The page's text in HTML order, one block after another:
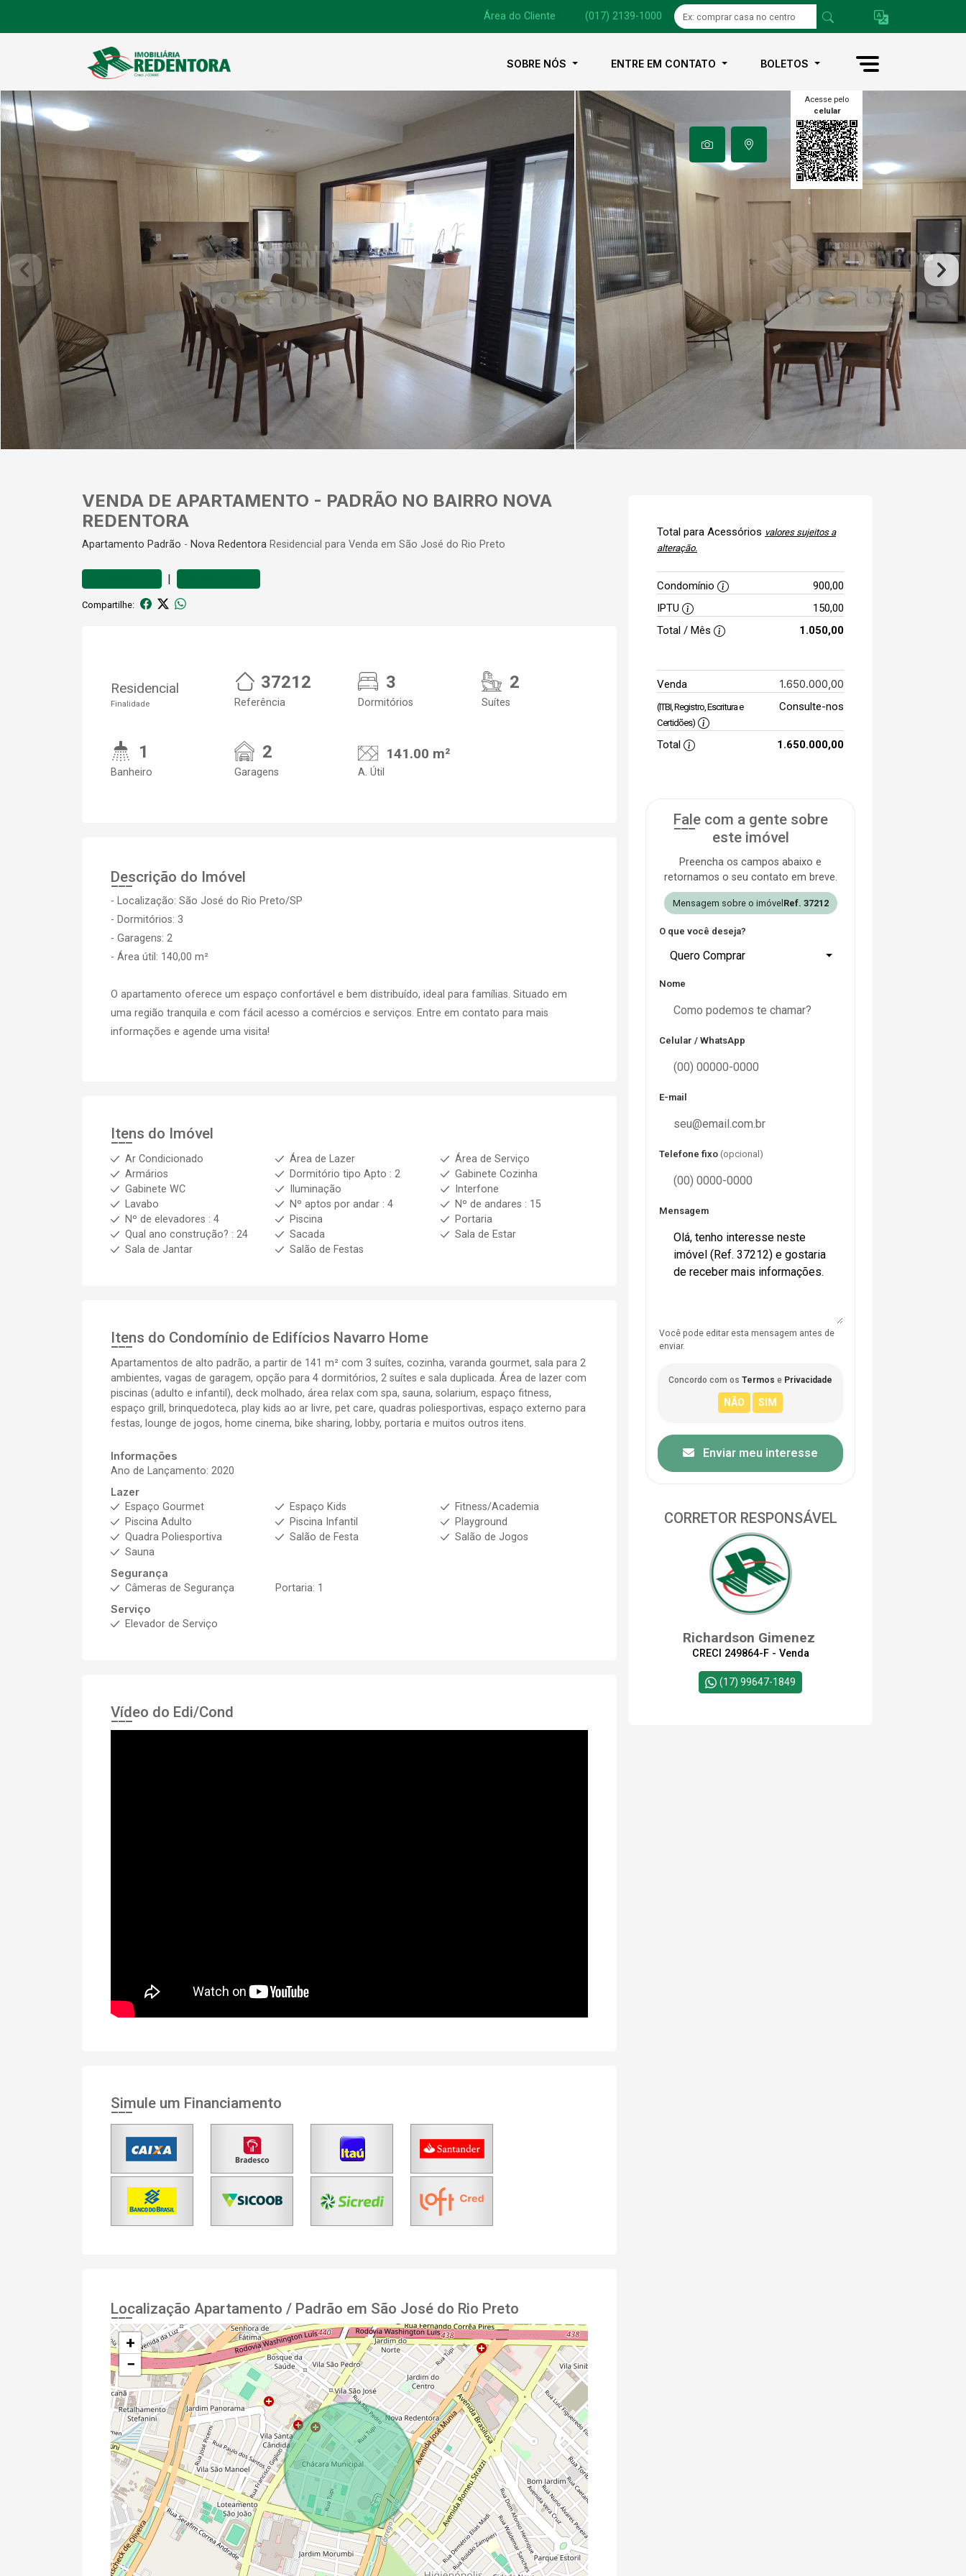
Área do Cliente (017) 2139-1000
SOBRE NÓS ENTRE EM CONTATO BOLETOS
Acesse pelo
celular
VENDA DE APARTAMENTO - PADRÃO NO BAIRRO NOVA
REDENTORA
Apartamento Padrão - Nova Redentora Residencial para Venda em São José do Rio Preto
|
Compartilhe:
Residencial
Finalidade
37212
Referência
3
Dormitórios
2
Suítes
1
Banheiro
2
Garagens
141.00 m²
A. Útil
Descrição do Imóvel
- Localização: São José do Rio Preto/SP
- Dormitórios: 3
- Garagens: 2
- Área útil: 140,00 m²
O apartamento oferece um espaço confortável e bem distribuído, ideal para famílias. Situado em
uma região tranquila e com fácil acesso a comércios e serviços. Entre em contato para mais
informações e agende uma visita!
Itens do Imóvel
Ar Condicionado Área de Lazer
Área de Serviço
Armários
Dormitório tipo Apto : 2
Gabinete Cozinha
Gabinete WC
Iluminação
Interfone
Lavabo
Nº aptos por andar : 4
Nº de andares : 15
Nº de elevadores : 4
Piscina
Portaria
Qual ano construção? : 24
Sacada
Sala de Estar
Sala de Jantar
Salão de Festas
Itens do Condomínio de Edifícios Navarro Home
Apartamentos de alto padrão, a partir de 141 m² com 3 suítes, cozinha, varanda gourmet, sala para 2
ambientes, vagas de garagem, opção para 4 dormitórios, 2 suítes e sala duplicada. Área de lazer com
piscinas (adulto e infantil), deck molhado, área relax com spa, sauna, solarium, espaço fitness,
espaço grill, brinquedoteca, play kids ao ar livre, pet care, quadras poliesportivas, espaço externo para
festas, lounge de jogos, home cinema, bike sharing, lobby, portaria e muitos outros itens.
Informações
Ano de Lançamento: 2020
Lazer
Espaço Gourmet
Espaço Kids
Fitness/Academia
Piscina Adulto
Piscina Infantil
Playground
Quadra Poliesportiva
Salão de Festa
Salão de Jogos
Sauna
Segurança
Câmeras de Segurança
Portaria: 1
Serviço
Elevador de Serviço
Vídeo do Edi/Cond
Simule um Financiamento
Localização Apartamento / Padrão em São José do Rio Preto
+
−
Total para Acessórios valores sujeitos a
alteração.
Condomínio
900,00
IPTU
150,00
Total / Mês
1.050,00
Venda 1.650.000,00
(ITBI, Registro, Escritura e
Certidões)
Consulte-nos
Total 1.650.000,00
Fale com a gente sobre
este imóvel
Preencha os campos abaixo e
retornamos o seu contato em breve.
Mensagem sobre o imóvel Ref. 37212
O que você deseja?
Quero Comprar
Nome
Celular / WhatsApp
E-mail
Telefone fixo (opcional)
Mensagem
Você pode editar esta mensagem antes de
enviar.
Concordo com os Termos e Privacidade
Enviar meu interesse
CORRETOR RESPONSÁVEL
Richardson Gimenez
CRECI 249864-F - Venda
(17) 99647-1849